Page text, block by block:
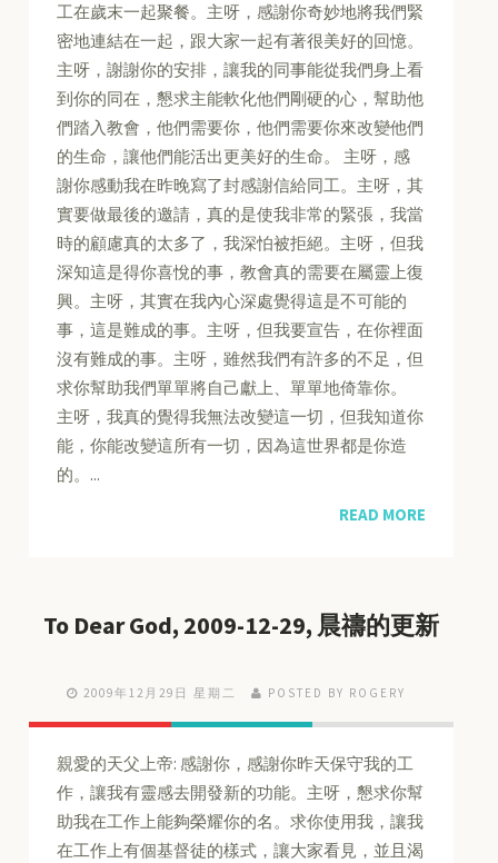
工在歲末一起聚餐。主呀，感謝你奇妙地將我們緊
密地連結在一起，跟大家一起有著很美好的回憶。
主呀，謝謝你的安排，讓我的同事能從我們身上看
到你的同在，懇求主能軟化他們剛硬的心，幫助他
們踏入教會，他們需要你，他們需要你來改變他們
的生命，讓他們能活出更美好的生命。 主呀，感
謝你感動我在昨晚寫了封感謝信給同工。主呀，其
實要做最後的邀請，真的是使我非常的緊張，我當
時的顧慮真的太多了，我深怕被拒絕。主呀，但我
深知這是得你喜悅的事，教會真的需要在屬靈上復
興。主呀，其實在我內心深處覺得這是不可能的
事，這是難成的事。主呀，但我要宣告，在你裡面
沒有難成的事。主呀，雖然我們有許多的不足，但
求你幫助我們單單將自己獻上、單單地倚靠你。
主呀，我真的覺得我無法改變這一切，但我知道你
能，你能改變這所有一切，因為這世界都是你造
的。...
READ MORE
To Dear God, 2009-12-29, 晨禱的更新
2009年12月29日 星期二 POSTED BY ROGERY
親愛的天父上帝: 感謝你，感謝你昨天保守我的工
作，讓我有靈感去開發新的功能。主呀，懇求你幫
助我在工作上能夠榮耀你的名。求你使用我，讓我
在工作上有個基督徒的樣式，讓大家看見，並且渴